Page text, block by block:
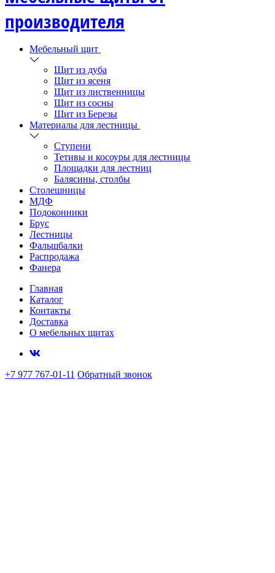
производителя
Мебельный щит
Щит из дуба
Щит из ясеня
Щит из лиственницы
Щит из сосны
Щит из Березы
Материалы для лестницы
Ступени
Тетивы и косоуры для лестницы
Площадки для лестниц
Балясины, столбы
Столешницы
МДФ
Подоконники
Брус
Лестницы
Фальшбалки
Распродажа
Фанера
Главная
Каталог
Контакты
Доставка
О мебельных щитах
+7 977 767-01-11 Обратный звонок